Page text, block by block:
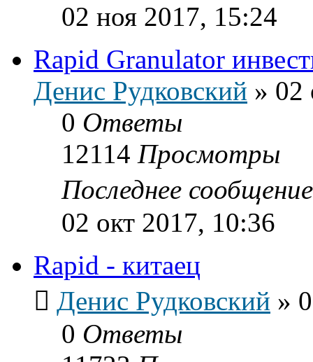
02 ноя 2017, 15:24
Rapid Granulator
Денис Рудковский » 02
0 Ответы
12114 Просмотры
Последнее
02 окт 2017, 10:36
Rapid - китаец
Денис Рудковский »
0 Ответы